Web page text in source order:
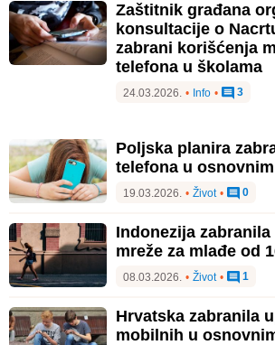
Zaštitnik građana
konsultacije o
zabrani korišćenja
telefona u školama
24.03.2026. • Info • 3
Poljska planira
telefona u
19.03.2026. • Život • 0
Indonezija
mreže za mlađe od
08.03.2026. • Život • 1
Hrvatska zabranila
mobilnih u